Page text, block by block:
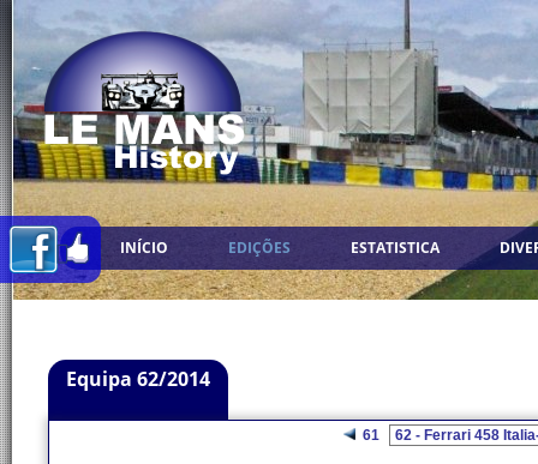
INÍCIO EDIÇÕES ESTATISTICA
Equipa 62/2014
61